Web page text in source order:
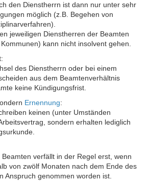
den Dienstherrn ist dann nur unter sehr
möglich (z.B. Begehen von
jeweiligen Dienstherren der Beamten
kann nicht insolvent gehen.
des Dienstherrn oder bei einem
aus dem Beamtenverhältnis
keine Kündigungsfrist.
Ernennung:
keinen (unter Umständen
sondern erhalten lediglich
verfällt in der Regel erst, wenn
von zwölf Monaten nach dem Ende des
Anspruch genommen worden ist.